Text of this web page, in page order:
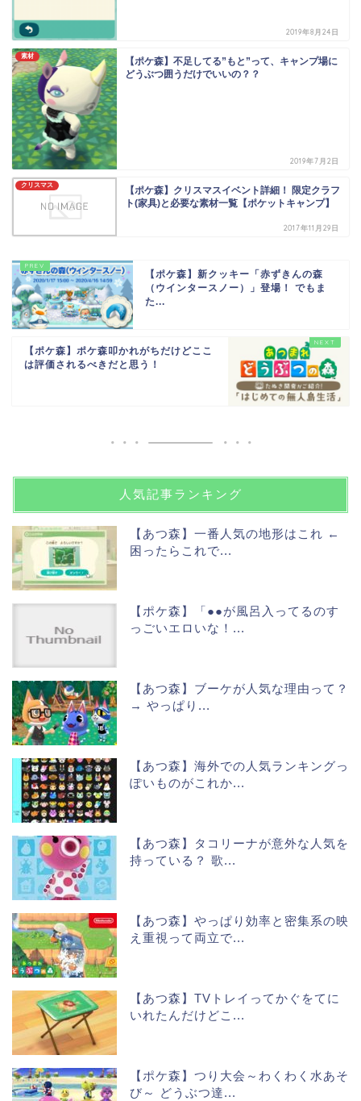
2019年8月24日
素材
【ポケ森】不足してる”もと”って、キャンプ場に
どうぶつ囲うだけでいいの？？
2019年7月2日
クリスマス
【ポケ森】クリスマスイベント詳細！ 限定クラフ
ト(家具)と必要な素材一覧【ポケットキャンプ】
2017年11月29日
【ポケ森】新クッキー「赤ずきんの森
（ウインタースノー）」登場！ でもま
た...
【ポケ森】ポケ森叩かれがちだけどここ
は評価されるべきだと思う！
人気記事ランキング
【あつ森】一番人気の地形はこれ ←
困ったらこれで...
【ポケ森】「●●が風呂入ってるのす
っごいエロいな！...
【あつ森】ブーケが人気な理由って？
→ やっぱり...
【あつ森】海外での人気ランキングっ
ぽいものがこれか...
【あつ森】タコリーナが意外な人気を
持っている？ 歌...
【あつ森】やっぱり効率と密集系の映
え重視って両立で...
【あつ森】TVトレイってかぐをてに
いれたんだけどこ...
【ポケ森】つり大会～わくわく水あそ
び～ どうぶつ達...